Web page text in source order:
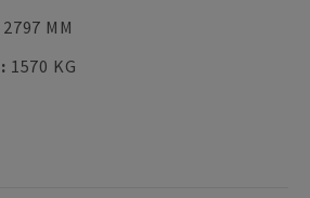
2797 MM
: 1570 KG